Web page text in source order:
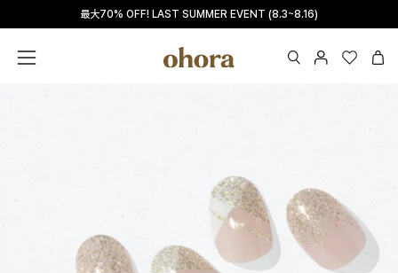
Read
Privacy
to
最大70% OFF! LAST SUMMER EVENT (8.3~8.16)
Open
OPEN
マ
Wishlist